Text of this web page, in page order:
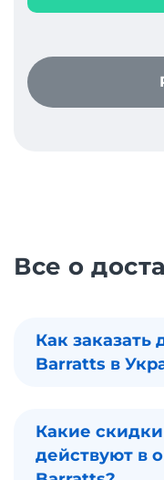
Все о
Как заказать
Barratts в
Какие
действуют в